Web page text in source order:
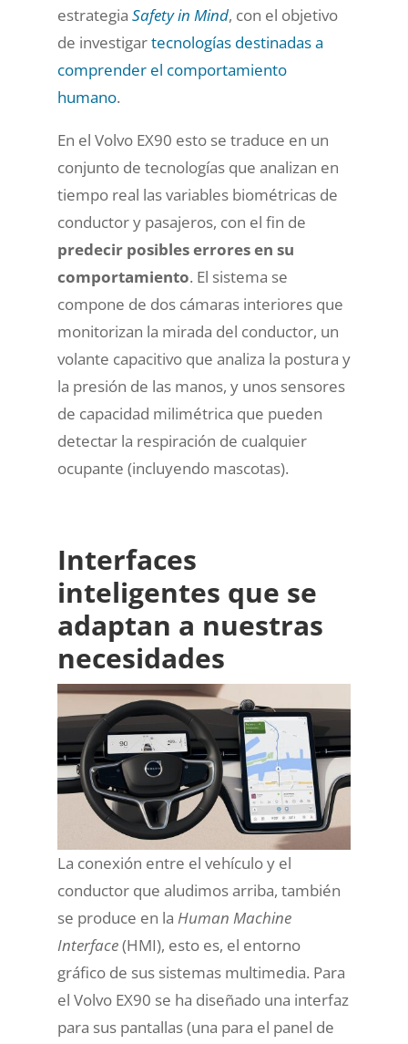
estrategia Safety in Mind, con el objetivo
de investigartecnologías destinadas a
comprender el comportamiento
humano.
En el Volvo EX90 esto se traduce en un
conjunto de tecnologías que analizan en
tiempo real las variables biométricas de
conductor y pasajeros, con el fin de
predecir posibles errores en su
comportamiento. El sistema se
compone de dos cámaras interiores que
monitorizan la mirada del conductor, un
volante capacitivo que analiza la postura y
la presión de las manos, y unos sensores
de capacidad milimétrica que pueden
detectar la respiración de cualquier
ocupante (incluyendo mascotas).
Interfaces
inteligentes que se
adaptan a nuestras
necesidades
La conexión entre el vehículo y el
conductor que aludimos arriba, también
se produce en la Human Machine
Interface(HMI), esto es, el entorno
gráfico de sus sistemas multimedia. Para
el Volvo EX90 se ha diseñado una interfaz
para sus pantallas (una para el panel de